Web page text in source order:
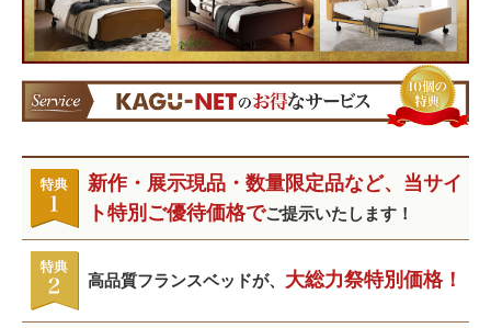
新作・展示現品・数量限定品など、当サイ
ト特別ご優待価格でご提示いたします！
高品質フランスベッドが、 大総力祭特別価格！